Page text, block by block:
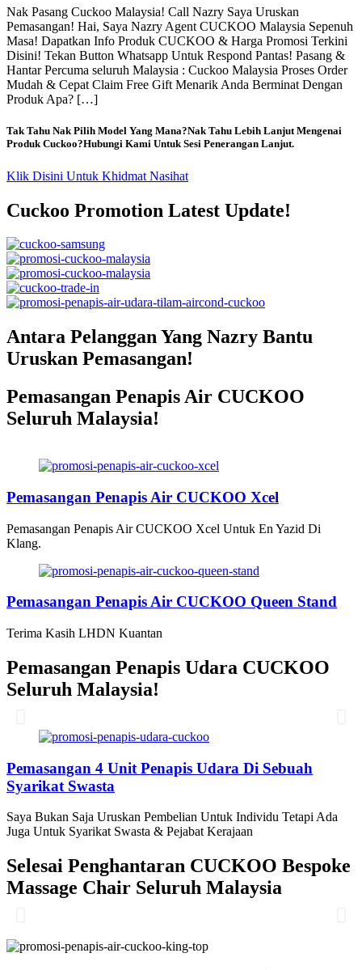
Nak Pasang Cuckoo Malaysia! Call Nazry Saya Uruskan
Pemasangan! Hai, Saya Nazry Agent CUCKOO Malaysia Sepenuh
Masa! Dapatkan Info Produk CUCKOO & Harga Promosi Terkini
Disini! Tekan Button Whatsapp Untuk Respond Pantas! Pasang &
Hantar Percuma seluruh Malaysia : Cuckoo Malaysia Proses Order
Mudah & Cepat Claim Free Gift Menarik Anda Berminat Dengan
Produk Apa? […]
Tak Tahu Nak Pilih Model Yang Mana?Nak Tahu Lebih Lanjut Mengenai
Produk Cuckoo?Hubungi Kami Untuk Sesi Penerangan Lanjut.
Klik Disini Untuk Khidmat Nasihat
Cuckoo Promotion Latest Update!
Antara Pelanggan Yang Nazry Bantu
Uruskan Pemasangan!
Pemasangan Penapis Air CUCKOO
Seluruh Malaysia!
Pemasangan Penapis Air Warrior
Pemasangan Penapis Air CUCKOO Xcel
Pemasangan Penapis Air CUCKOO Xcel Untuk En Yazid Di
Klang.
Pemasangan Penapis Air CUCKOO Queen Stand
Terima Kasih LHDN Kuantan
Pemasangan Penapis Udara CUCKOO
Seluruh Malaysia!
Pemasangan 6 Unit Penapis Udara
Pemasangan 4 Unit Penapis Udara Di Sebuah
Syarikat Swasta
Saya Bukan Saja Uruskan Pembelian Untuk Individu Tetapi Ada
Juga Untuk Syarikat Swasta & Pejabat Kerajaan
Selesai Penghantaran CUCKOO Bespoke
Massage Chair Seluruh Malaysia